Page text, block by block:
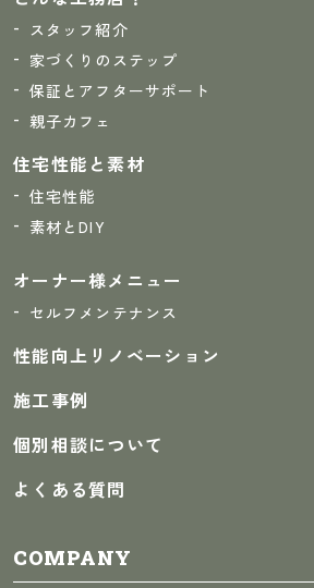
スタッフ紹介
家づくりのステップ
保証とアフターサポート
親子カフェ
住宅性能と素材
住宅性能
素材とDIY
オーナー様メニュー
セルフメンテナンス
性能向上リノベーション
施工事例
個別相談について
よくある質問
COMPANY